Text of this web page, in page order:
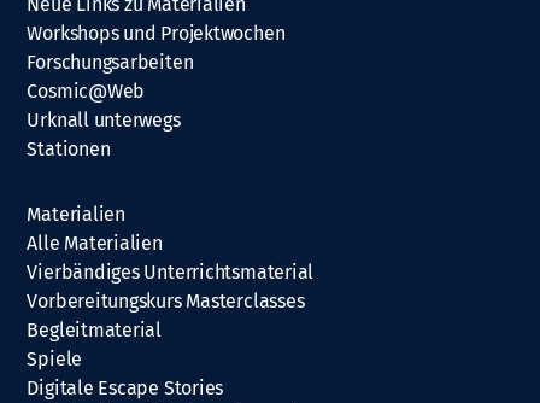
Workshops und Projektwochen
Forschungsarbeiten
Cosmic@Web
Urknall unterwegs
Stationen
Materialien
Alle Materialien
Vierbändiges Unterrichtsmaterial
Vorbereitungskurs Masterclasses
Begleitmaterial
Spiele
Digitale Escape Stories